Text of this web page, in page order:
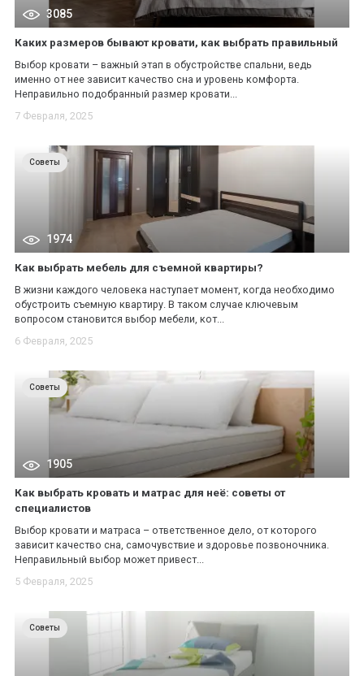
3085
Каких размеров бывают кровати, как выбрать правильный
Выбор кровати – важный этап в обустройстве спальни, ведь
именно от нее зависит качество сна и уровень комфорта.
Неправильно подобранный размер кровати...
7 Февраля, 2025
Советы
1974
Как выбрать мебель для съемной квартиры?
В жизни каждого человека наступает момент, когда необходимо
обустроить съемную квартиру. В таком случае ключевым
вопросом становится выбор мебели, кот...
6 Февраля, 2025
Советы
1905
Как выбрать кровать и матрас для неё: советы от
специалистов
Выбор кровати и матраса – ответственное дело, от которого
зависит качество сна, самочувствие и здоровье позвоночника.
Неправильный выбор может привест...
5 Февраля, 2025
Советы
*
*
*